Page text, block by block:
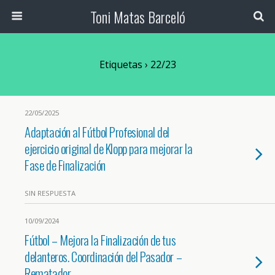
Toni Matas Barceló
Etiquetas › 22/23
22/05/2025
Adaptación al Fútbol Profesional del
ejercicio original de Klopp para mejorar la
Fase de Finalización
SIN RESPUESTA
10/09/2024
Fútbol – Mejora la Finalización de tus
delanteros. Coordinación del Pasador –